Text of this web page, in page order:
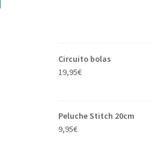
Circuito bolas
19,95€
Peluche Stitch 20cm
9,95€